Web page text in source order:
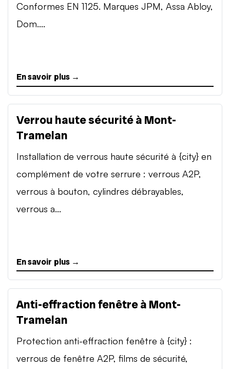
Conformes EN 1125. Marques JPM, Assa Abloy,
Dom....
En savoir plus →
Verrou haute sécurité à Mont-
Tramelan
Installation de verrous haute sécurité à {city} en
complément de votre serrure : verrous A2P,
verrous à bouton, cylindres débrayables,
verrous a...
En savoir plus →
Anti-effraction fenêtre à Mont-
Tramelan
Protection anti-effraction fenêtre à {city} :
verrous de fenêtre A2P, films de sécurité,